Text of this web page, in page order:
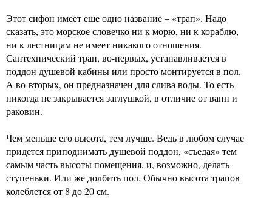
Этот сифон имеет еще одно название – «трап». Надо
сказать, это морское словечко ни к морю, ни к кораблю,
ни к лестницам не имеет никакого отношения.
Сантехнический трап, во-первых, устанавливается в
поддон душевой кабины или просто монтируется в пол.
А во-вторых, он предназначен для слива воды. То есть
никогда не закрывается заглушкой, в отличие от ванн и
раковин.
Чем меньше его высота, тем лучше. Ведь в любом случае
придется приподнимать душевой поддон, «съедая» тем
самым часть высоты помещения, и, возможно, делать
ступеньки. Или же долбить пол. Обычно высота трапов
колеблется от 8 до 20 см.